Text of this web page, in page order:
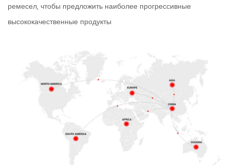
ремесел, чтобы предложить наиболее прогрессивные
высококачественные продукты